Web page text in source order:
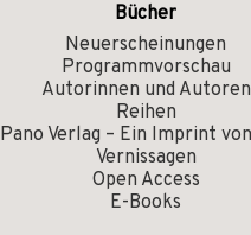
Bücher
Neuerscheinungen
Programmvorschau
Autorinnen und Autoren
Reihen
Pano Verlag – Ein Imprint
Vernissagen
Open Access
E-Books